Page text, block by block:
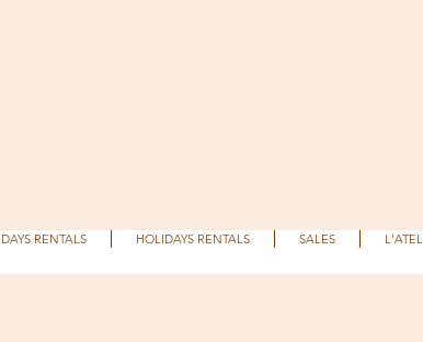
RENTALS HOLIDAYS RENTALS SALES